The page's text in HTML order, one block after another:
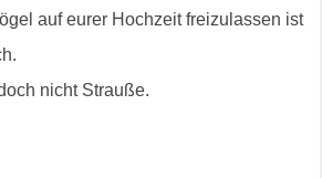
auf eurer Hochzeit freizulassen ist
nicht Strauße.